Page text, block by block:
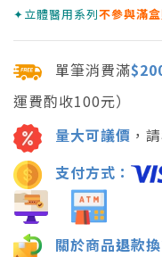
✦立體醫用系列不參與滿
單筆消費滿
運費酌收100元）
量大可議價 ，
支付方式：
關於商品退款